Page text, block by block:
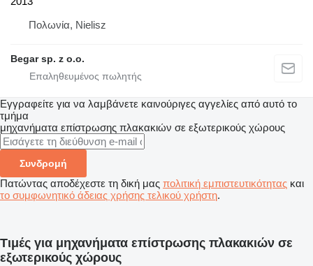
Πολωνία, Nielisz
Begar sp. z o.o.
Εγγραφείτε για να λαμβάνετε καινούριγες αγγελίες από αυτό το
τμήμα
μηχανήματα επίστρωσης πλακακιών σε εξωτερικούς χώρους
Συνδρομή
Πατώντας αποδέχεστε τη δική μας πολιτική εμπιστευτικότητας και
το συμφωνητικό άδειας χρήσης τελικού χρήστη.
Τιμές για μηχανήματα επίστρωσης πλακακιών σε
εξωτερικούς χώρους